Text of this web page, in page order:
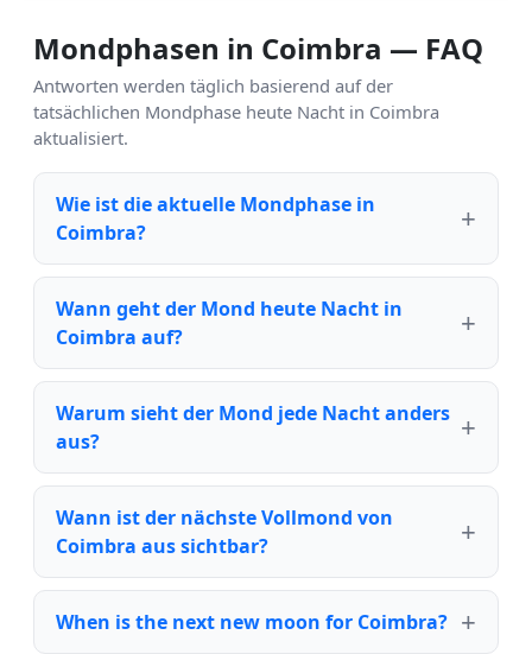
Mondphasen in Coimbra — FAQ
Antworten werden täglich basierend auf der
tatsächlichen Mondphase heute Nacht in Coimbra
aktualisiert.
Wie ist die aktuelle Mondphase in
Coimbra?
Wann geht der Mond heute Nacht in
Coimbra auf?
Warum sieht der Mond jede Nacht anders
aus?
Wann ist der nächste Vollmond von
Coimbra aus sichtbar?
When is the next new moon for Coimbra?